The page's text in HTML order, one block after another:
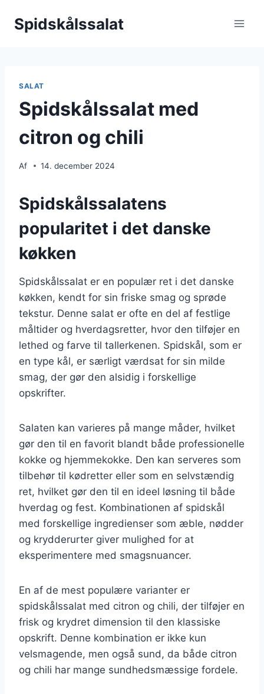
Spidskålssalat
SALAT
Spidskålssalat med
citron og chili
Af 14. december 2024
Spidskålssalatens
popularitet i det danske
køkken
Spidskålssalat er en populær ret i det danske
køkken, kendt for sin friske smag og sprøde
tekstur. Denne salat er ofte en del af festlige
måltider og hverdagsretter, hvor den tilføjer en
lethed og farve til tallerkenen. Spidskål, som er
en type kål, er særligt værdsat for sin milde
smag, der gør den alsidig i forskellige
opskrifter.
Salaten kan varieres på mange måder, hvilket
gør den til en favorit blandt både professionelle
kokke og hjemmekokke. Den kan serveres som
tilbehør til kødretter eller som en selvstændig
ret, hvilket gør den til en ideel løsning til både
hverdag og fest. Kombinationen af spidskål
med forskellige ingredienser som æble, nødder
og krydderurter giver mulighed for at
eksperimentere med smagsnuancer.
En af de mest populære varianter er
spidskålssalat med citron og chili, der tilføjer en
frisk og krydret dimension til den klassiske
opskrift. Denne kombination er ikke kun
velsmagende, men også sund, da både citron
og chili har mange sundhedsmæssige fordele.